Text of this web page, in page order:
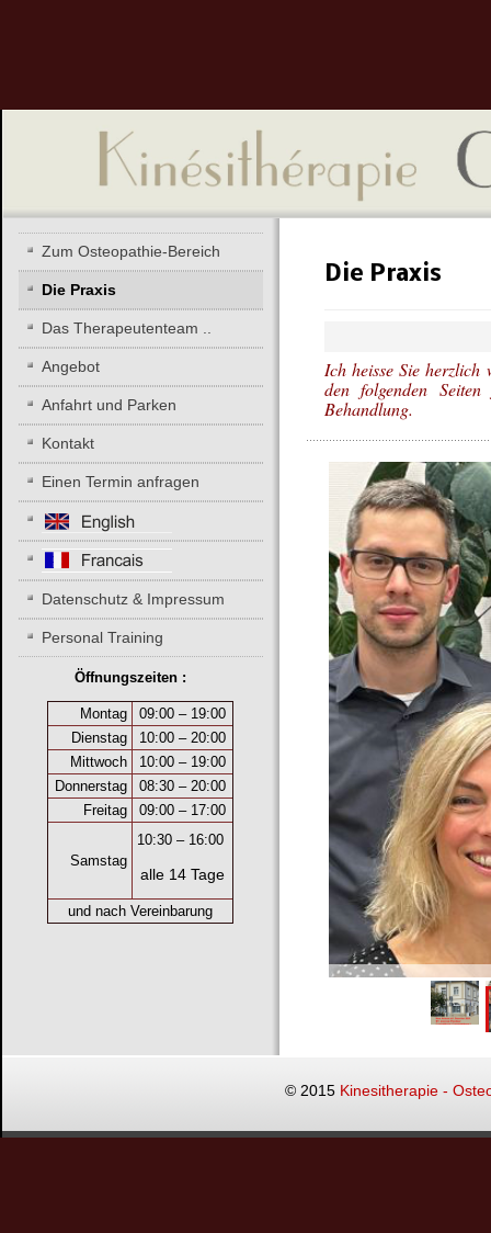
Die Praxis
Ich heisse Sie
den folgenden
Behandlung.
Zum Osteopathie-Bereich
Die Praxis
Das Therapeutenteam ..
Angebot
Anfahrt und Parken
Kontakt
Einen Termin anfragen
Datenschutz & Impressum
Personal Training
Öffnungszeiten :
Montag
09:00 – 19:00
Dienstag
10:00 – 20:00
Mittwoch
10:00 – 19:00
Donnerstag
08:30 – 20:00
Freitag
09:00 – 17:00
Samstag
10:30– 16:00
alle 14 Tage
und nach Vereinbarung
© 2015 Kinesitherapie -